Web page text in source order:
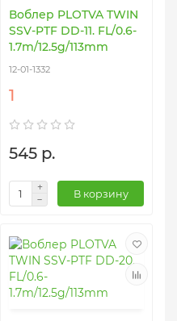
Воблер PLOTVA TWIN
SSV-PTF DD-11. FL/0.6-
1.7m/12.5g/113mm
12-01-1332
1
545 р.
В корзину